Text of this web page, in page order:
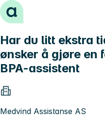
Hopp til innhold
Har du litt ekstra
ønsker å gjøre en
BPA-assistent
Medvind Assistanse AS